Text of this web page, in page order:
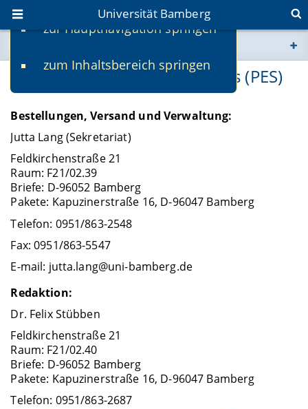
zur Hauptnavigation springen
zum Inhaltsbereich springen
Universität Bamberg
www.uni-bamberg.de
fis.uni-bamberg.de
BERG Public Economics Series (PES)
Bestellungen, Versand und Verwaltung:
Jutta Lang (Sekretariat)
Feldkirchenstraße 21
Raum: F21/02.39
Briefe: D-96052 Bamberg
Pakete: Kapuzinerstraße 16, D-96047 Bamberg
Telefon: 0951/863-2548
Fax: 0951/863-5547
E-mail: jutta.lang@uni-bamberg.de
Redaktion:
Dr. Felix Stübben
Feldkirchenstraße 21
Raum: F21/02.40
Briefe: D-96052 Bamberg
Pakete: Kapuzinerstraße 16, D-96047 Bamberg
Telefon: 0951/863-2687